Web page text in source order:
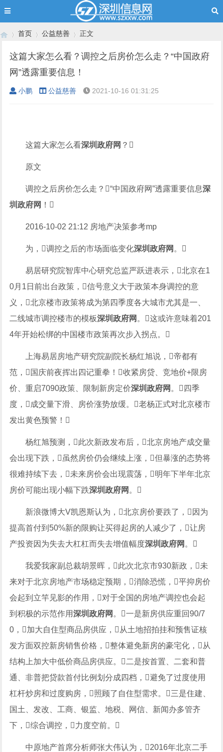
›
首页
›
公益慈善
›
正文
这篇大家怎么看？调控之后房价怎么走？“中国政府
网”透露重要信息！
小鹏 公益慈善 2021-10-16 01:31:25
这篇大家怎么看深圳政府网 ？
原文
调控之后房价怎么走？“中国政府网”透露重要信息深
圳政府网 ！
2016-10-02 21:12 房地产决策参考mp
为，调控之后的市场面临变化深圳政府网 。
易居研究院智库中心研究总监严跃进表示，北京在1
0月1日前出台政策，信号意义大于政策本身调控的意
义，北京楼市政策将成为第四季度各大城市尤其是一、
二线城市调控楼市的模板深圳政府网 。这或许意味着201
4年开始松绑的中国楼市政策再次步入拐点。
上海易居房地产研究院副院长杨红旭说，帝都有
范，国庆前夜挥出四记重拳！收紧房贷、竞地价+限房
价、重启7090政策、限制新房定价深圳政府网 。四季
度，成交量下滑、房价涨势放缓。老杨正式对北京楼市
发出黄色预警！
杨红旭预测，此次新政发布后，北京房地产成交量
会出现下跌，虽然房价仍会继续上涨，但暴涨的态势将
很难持续下去，未来房价会出现震荡，明年下半年北京
房价可能出现小幅下跌深圳政府网 。
新浪微博大V凯恩斯认为，北京房价要跌了，因为
提高首付到50%新的限购让买得起房的人减少了，让房
产投资因为失去大杠杠而失去增值幅度深圳政府网 。
我爱我家副总裁胡景晖，此次北京市930新政，未
来对于北京房地产市场稳定预期，消除恐慌，平抑房价
会起到立竿见影的作用，对于全国的房地产调控也会起
到积极的示范作用深圳政府网 。一是新房供应重回90/7
0，加大自住型商品房供应，从土地招拍挂和预售证核
发方面双控新房销售价格，整体避免新房的豪宅化，从
结构上加大中低价商品房供应。二是按首置、二套和普
通、非普把贷款首付比例划分成四档，避免了过度使用
杠杆炒房和过度购房，照顾了自住型需求。三是住建、
国土、发改、工商、银监、地税、网信、新闻办多管齐
下，综合调控，力度空前。
中原地产首席分析师张大伟认为，2016年北京二手